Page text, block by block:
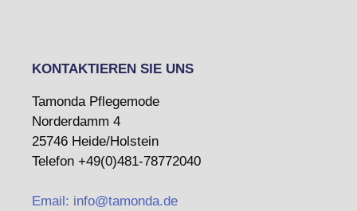
KONTAKTIEREN SIE UNS
Tamonda Pflegemode
Norderdamm 4
25746 Heide/Holstein
Telefon +49(0)481-78772040
Email: info@tamonda.de